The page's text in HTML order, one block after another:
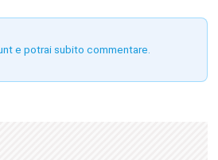
e potrai subito commentare.